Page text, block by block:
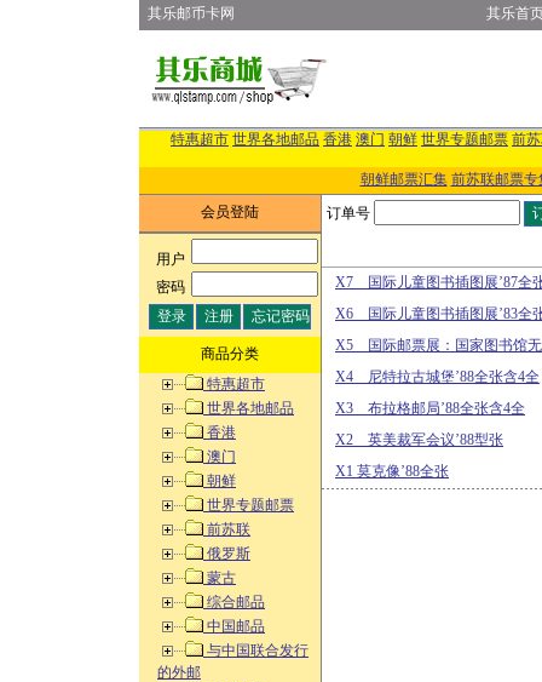
其乐邮币卡网 其乐首
特惠超市 世界各地邮品 香港 澳门 朝鲜 世界专题邮票 前
朝鲜邮票汇集 前苏联邮票专
会员登陆
用户:
密码:
商品分类
特惠超市
世界各地邮品
香港
澳门
朝鲜
世界专题邮票
前苏联
俄罗斯
蒙古
综合邮品
中国邮品
与中国联合发行
的外邮
订单号
X7 国际儿童图书插图展’87全
X6 国际儿童图书插图展’83全
X5 国际邮票展：国家图书馆
X4 尼特拉古城堡’88全张含4全
X3 布拉格邮局’88全张含4全
X2 英美裁军会议’88型张
X1 莫克像’88全张